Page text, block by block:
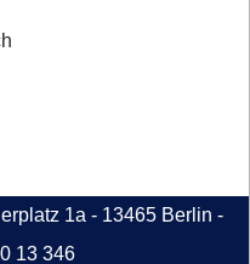
1a - 13465 Berlin -
13 346